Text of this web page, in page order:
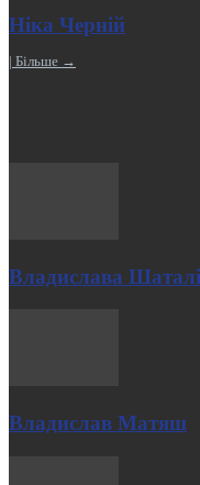
Ніка Черній
| Більше →
Владислава
Владислав Матяш